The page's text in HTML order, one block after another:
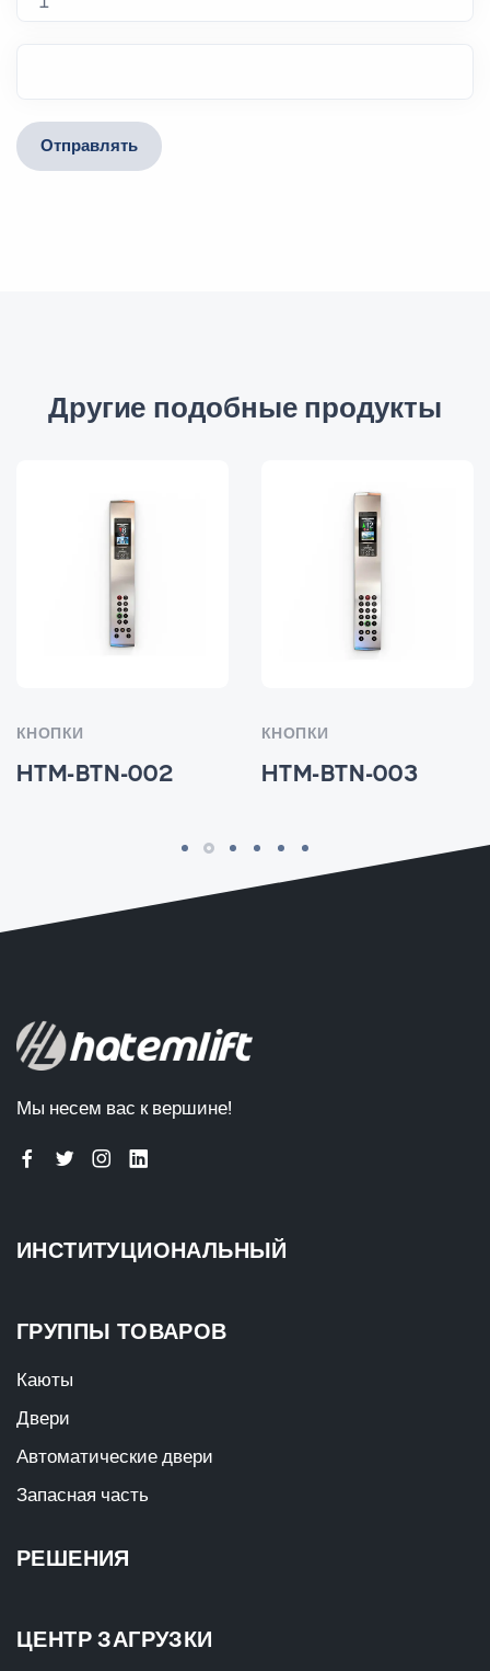
Отправлять
Другие подобные продукты
КНОПКИ
HTM-BTN-002
КНОПКИ
HTM-BTN-003
Мы несем вас к вершине!
ИНСТИТУЦИОНАЛЬНЫЙ
ГРУППЫ ТОВАРОВ
Каюты
Двери
Автоматические двери
Запасная часть
РЕШЕНИЯ
ЦЕНТР ЗАГРУЗКИ